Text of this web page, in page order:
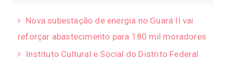
Nova subestação de energia no Guará II vai
reforçar abastecimento para 180 mil moradores
Instituto Cultural e Social do Distrito Federal